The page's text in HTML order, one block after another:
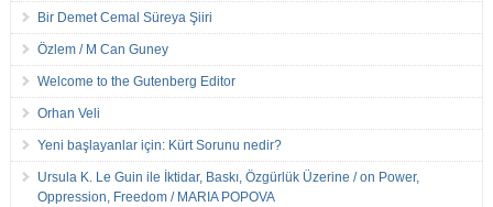
Bir Demet Cemal Süreya Şiiri
Özlem / M Can Guney
Welcome to the Gutenberg Editor
Orhan Veli
Yeni başlayanlar için: Kürt Sorunu nedir?
Ursula K. Le Guin ile İktidar, Baskı, Özgürlük Üzerine / on Power,
Oppression, Freedom / MARIA POPOVA